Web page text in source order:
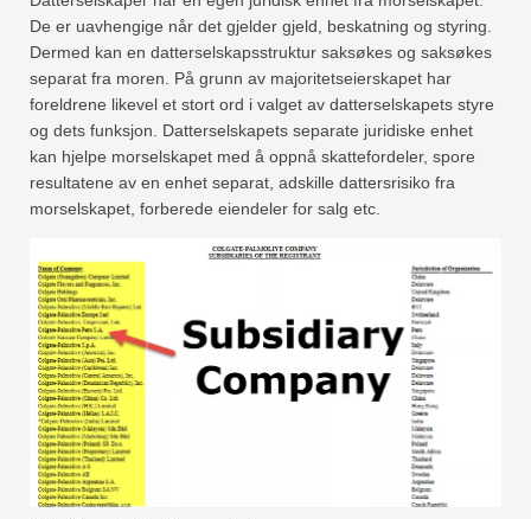
De er uavhengige når det gjelder gjeld, beskatning og styring.
Dermed kan en datterselskapsstruktur saksøkes og saksøkes
separat fra moren. På grunn av majoritetseierskapet har
foreldrene likevel et stort ord i valget av datterselskapets styre
og dets funksjon. Datterselskapets separate juridiske enhet
kan hjelpe morselskapet med å oppnå skattefordeler, spore
resultatene av en enhet separat, adskille dattersrisiko fra
morselskapet, forberede eiendeler for salg etc.